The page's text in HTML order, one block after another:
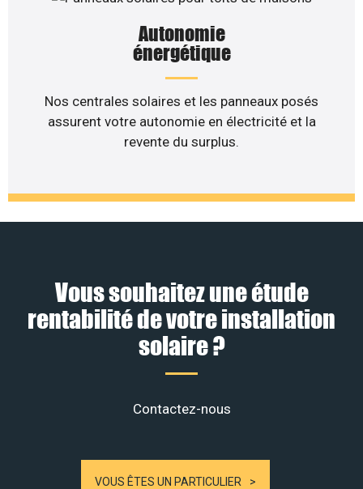
Autonomie
énergétique
Nos centrales solaires et les panneaux posés
assurent votre autonomie en électricité et la
revente du surplus.
Vous souhaitez une étude
rentabilité de votre installation
solaire ?
Contactez-nous
VOUS ÊTES UN PARTICULIER